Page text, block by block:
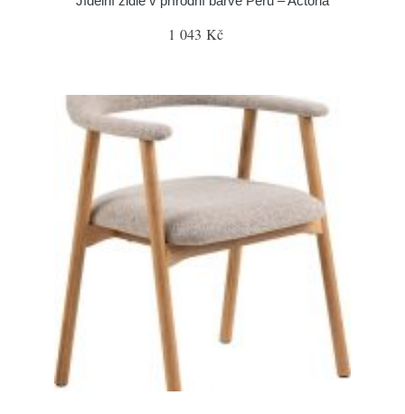
1 043 Kč